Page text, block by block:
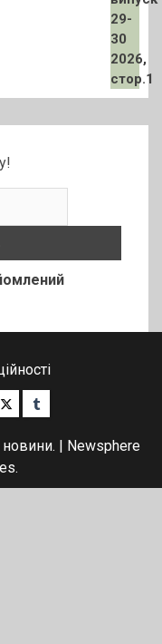
TwitterTumblr
новини.
Newsphere